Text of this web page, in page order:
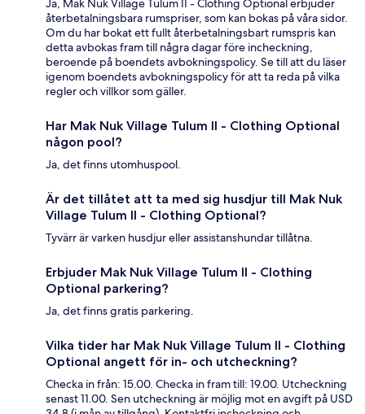
Ja, Mak Nuk Village Tulum II - Clothing Optional erbjuder
återbetalningsbara rumspriser, som kan bokas på våra sidor.
Om du har bokat ett fullt återbetalningsbart rumspris kan
detta avbokas fram till några dagar före incheckning,
beroende på boendets avbokningspolicy. Se till att du läser
igenom boendets avbokningspolicy för att ta reda på vilka
regler och villkor som gäller.
Har Mak Nuk Village Tulum II - Clothing Optional
någon pool?
Ja, det finns utomhuspool.
Är det tillåtet att ta med sig husdjur till Mak Nuk
Village Tulum II - Clothing Optional?
Tyvärr är varken husdjur eller assistanshundar tillåtna.
Erbjuder Mak Nuk Village Tulum II - Clothing
Optional parkering?
Ja, det finns gratis parkering.
Vilka tider har Mak Nuk Village Tulum II - Clothing
Optional angett för in- och utcheckning?
Checka in från: 15.00. Checka in fram till: 19.00. Utcheckning
senast 11.00. Sen utcheckning är möjlig mot en avgift på USD